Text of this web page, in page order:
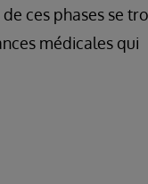
ces phases se
médicales qui